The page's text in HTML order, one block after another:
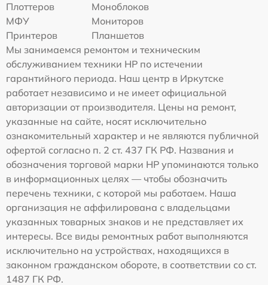
Плоттеров
Моноблоков
МФУ
Мониторов
Принтеров
Планшетов
Мы занимаемся ремонтом и техническим
обслуживанием техники HP по истечении
гарантийного периода. Наш центр в Иркутске
работает независимо и не имеет официальной
авторизации от производителя. Цены на ремонт,
указанные на сайте, носят исключительно
ознакомительный характер и не являются публичной
офертой согласно п. 2 ст. 437 ГК РФ. Названия и
обозначения торговой марки HP упоминаются только
в информационных целях — чтобы обозначить
перечень техники, с которой мы работаем. Наша
организация не аффилирована с владельцами
указанных товарных знаков и не представляет их
интересы. Все виды ремонтных работ выполняются
исключительно на устройствах, находящихся в
законном гражданском обороте, в соответствии со ст.
1487 ГК РФ.